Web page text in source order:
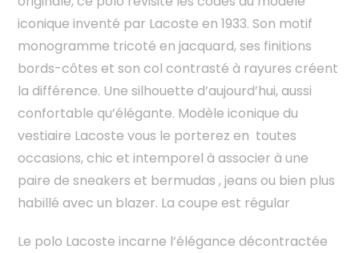
iconique inventé par Lacoste en 1933. Son motif
monogramme tricoté en jacquard, ses finitions
bords-côtes et son col contrasté à rayures créent
la différence. Une silhouette d’aujourd’hui, aussi
confortable qu’élégante. Modèle iconique du
vestiaire Lacoste vous le porterez en toutes
occasions, chic et intemporel à associer à une
paire de sneakers et bermudas , jeans ou bien plus
habillé avec un blazer. La coupe est régular
Le polo Lacoste incarne l’élégance décontractée